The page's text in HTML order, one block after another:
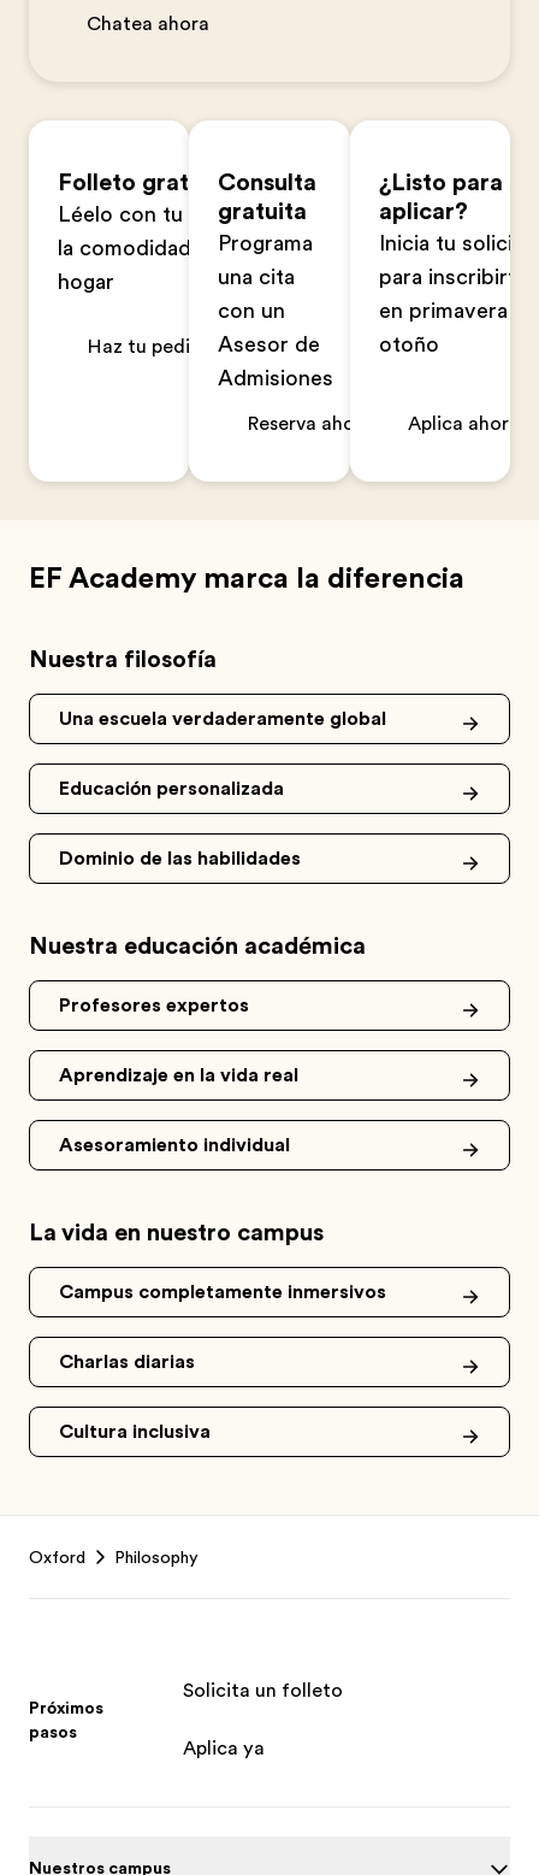
Chatea ahora
Folleto gratuito
Léelo con tu familia en
la comodidad de tu
hogar
Haz tu pedido ahora
Consulta
gratuita
Programa
una cita
con un
Asesor de
Admisiones
Reserva ahora
¿Listo para
aplicar?
Inicia tu
para inscribirte
en primavera u
otoño
Aplica ahora
EF Academy marca la diferencia
Nuestra filosofía
Una escuela verdaderamente global
Educación personalizada
Dominio de las habilidades
Nuestra educación académica
Profesores expertos
Aprendizaje en la vida real
Asesoramiento individual
La vida en nuestro campus
Campus completamente inmersivos
Charlas diarias
Cultura inclusiva
Oxford Philosophy
Próximos
pasos
Solicita un folleto
Aplica ya
Nuestros campus